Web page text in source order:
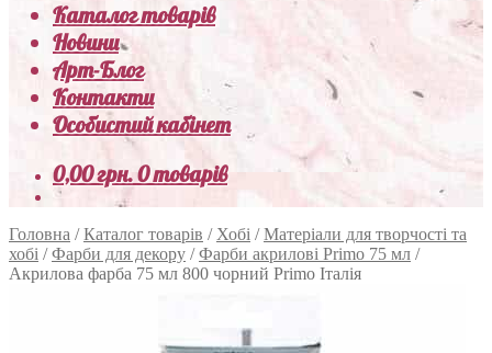
Каталог товарів
Новини
Арт-Блог
Контакти
Особистий кабінет
0,00грн.0 товарів
Головна /Каталог товарів / Хобі /Матеріали для творчості та
хобі /Фарби для декору /Фарби акрилові Primo 75 мл /
Акрилова фарба 75 мл 800 чорний Primo Італія